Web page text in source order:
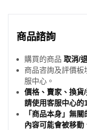
商品諮詢
購買的商品 取消/
商品咨詢及評價
服中心。
價格、賣家、換貨
請使用客服中心的
「商品本身」無
內容可能會被移動